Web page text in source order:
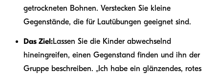
getrockneten Bohnen. Verstecken Sie kleine
Gegenstände, die für Lautübungen geeignet sind.
Das Ziel:Lassen Sie die Kinder abwechselnd
hineingreifen, einen Gegenstand finden und ihn der
Gruppe beschreiben. „Ich habe ein glänzendes, rotes